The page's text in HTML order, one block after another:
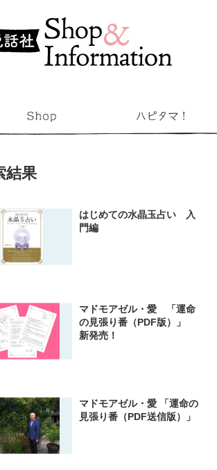
結果
はじめての水晶玉占い 入
門編
マドモアゼル・愛 「運命
の見張り番（PDF版）」
新発売！
マドモアゼル・愛 「運命の
見張り番（PDF送信版）」